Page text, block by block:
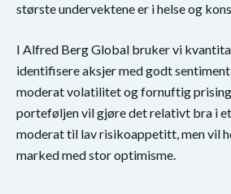
største undervektene er i helse og
I Alfred Berg Global bruker vi
identifisere aksjer med godt
moderat volatilitet og fornuftig
porteføljen vil gjøre det relativt bra i
moderat til lav risikoappetitt, men vil
marked med stor optimisme.